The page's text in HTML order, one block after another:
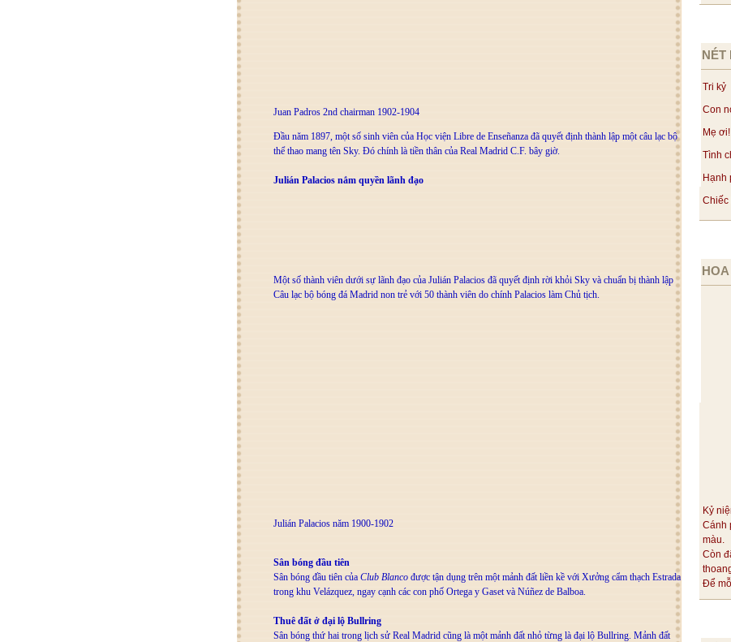
NÉT
Tri kỷ
Con
Mẹ
Tình
Hạnh
Chiếc
Kỷ
Cánh
màu.
Còn
Để
Juan Padros 2nd chairman 1902-1904
Đầu năm 1897, một số sinh viên của Học viện Libre de Enseñanza đã quyết định thành lập một câu lạc bộ
thể thao mang tên Sky. Đó chính là tiền thân của Real Madrid C.F. bây giờ.
Julián Palacios nắm quyền lãnh đạo
Một số thành viên dưới sự lãnh đạo của Julián Palacios đã quyết định rời khỏi Sky và chuẩn bị thành lập
Câu lạc bộ bóng đá Madrid non trẻ với 50 thành viên do chính Palacios làm Chủ tịch.
Julián Palacios năm 1900-1902
Sân bóng đầu tiên
Sân bóng đầu tiên của Club Blanco được tận dụng trên một mảnh đất liền kề với Xưởng cẩm thạch Estrada
trong khu Velázquez, ngay cạnh các con phố Ortega y Gaset và Núñez de Balboa.
Thuê đất ở đại lộ Bullring
Sân bóng thứ hai trong lịch sử Real Madrid cũng là một mảnh đất nhỏ từng là đại lộ Bullring. Mảnh đất